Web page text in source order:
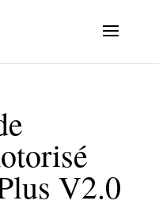
V2.0